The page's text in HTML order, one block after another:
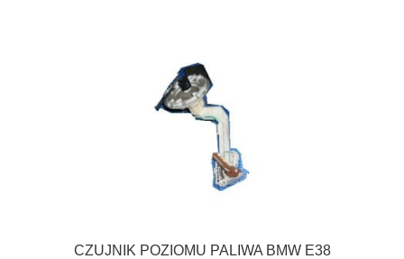
CZUJNIK POZIOMU PALIWA BMW E38